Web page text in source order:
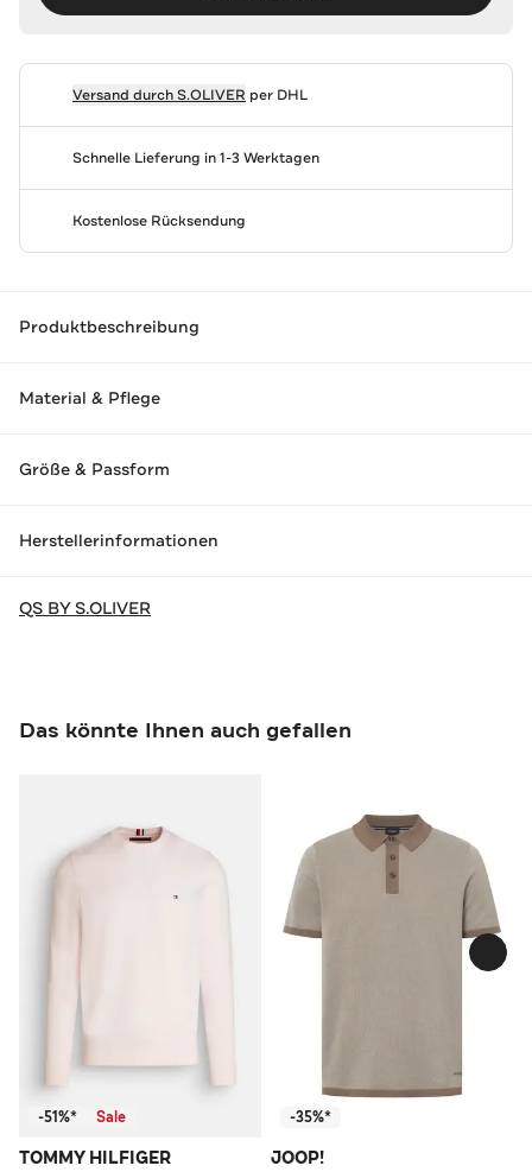
Versand durchS.OLIVER per DHL
Schnelle Lieferung in 1-3 Werktagen
Kostenlose Rücksendung
Produktbeschreibung
Material & Pflege
Größe & Passform
Herstellerinformationen
QS BY S.OLIVER
Das könnte Ihnen auch gefallen
-51%* Sale
TOMMY HILFIGER
-35%*
JOOP!